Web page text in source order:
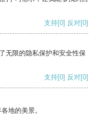
支持[0] 反对[0]
无限的隐私保护和安全性保
支持[0] 反对[0]
地的美景。